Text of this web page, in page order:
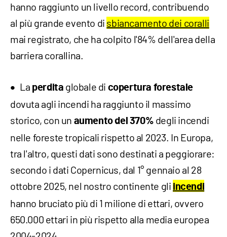
hanno raggiunto un livello record, contribuendo
al più grande evento di sbiancamento dei coralli
mai registrato, che ha colpito l'84% dell'area della
barriera corallina.
La perdita globale di copertura forestale
dovuta agli incendi ha raggiunto il massimo
storico, con un aumento del 370% degli incendi
nelle foreste tropicali rispetto al 2023. In Europa,
tra l'altro, questi dati sono destinati a peggiorare:
secondo i dati Copernicus, dal 1° gennaio al 28
ottobre 2025, nel nostro continente gli incendi
hanno bruciato più di 1 milione di ettari, ovvero
650.000 ettari in più rispetto alla media europea